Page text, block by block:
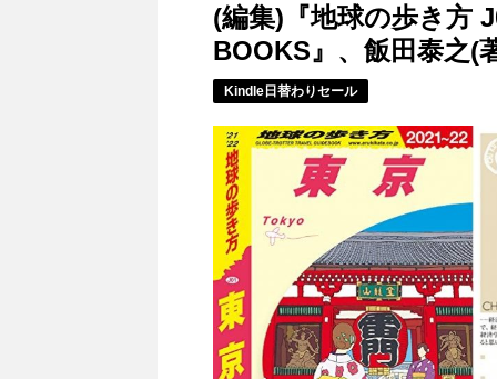
(編集)『地球の歩き方
BOOKS』、飯田泰之(
Kindle日替わりセール